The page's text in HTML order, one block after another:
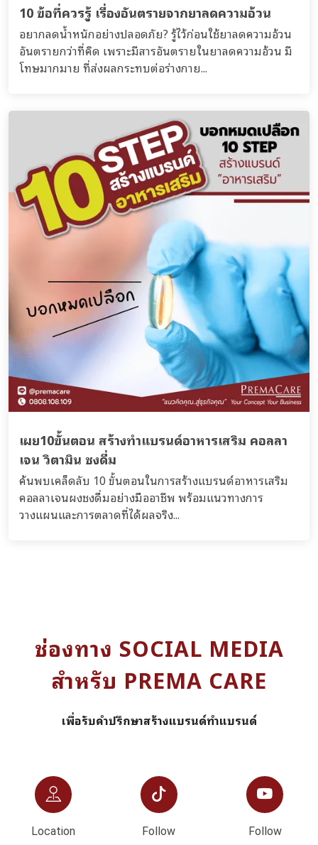
10 ข้อที่ควรรู้ เรื่องอันตรายจากยาลดความอ้วน
อยากลดน้ำหนักอย่างปลอดภัย? รู้ไว้ก่อนใช้ยาลดความอ้วน
อันตรายกว่าที่คิด เพราะมีสารอันตรายในยาลดความอ้วน มี
โทษมากมาย ที่ส่งผลกระทบต่อร่างกาย...
เผย10ขั้นตอน สร้างทำแบรนด์อาหารเสริม คอลลา
เจน วิตามิน ชงดื่ม
ค้นพบเคล็ดลับ 10 ขั้นตอนในการสร้างแบรนด์อาหารเสริม
คอลลาเจนผงชงดื่มอย่างมืออาชีพ พร้อมแนวทางการ
วางแผนและการตลาดที่ได้ผลจริง...
ช่องทาง SOCIAL MEDIA
สำหรับ PREMA CARE
เพื่อรับคำปรึกษาสร้างแบรนด์ทำแบรนด์
Location
Follow
Follow